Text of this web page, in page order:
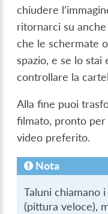
chiudere
ritornarci su
che le schermate
spazio, e se lo
controllare la
Alla fine puoi
filmato, pronto
video preferito.
Nota
Taluni chiamano
(pittura veloce),